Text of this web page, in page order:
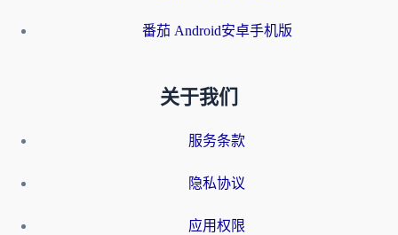
番茄 Android安卓手机版
关于我们
服务条款
隐私协议
应用权限